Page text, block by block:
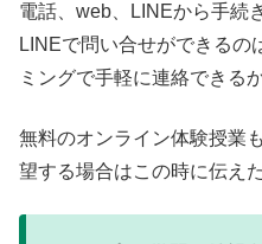
電話、web、LINEから手続
LINEで問い合せができるの
ミングで手軽に連絡できる
無料のオンライン体験授業
望する場合はこの時に伝え